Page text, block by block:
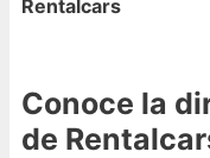
Rentalcars
Conoce la
de